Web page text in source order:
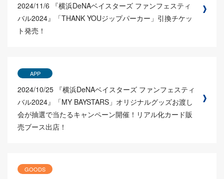
2024/11/6
『横浜DeNAベイスターズ ファンフェスティ
バル2024』「THANK YOUジップパーカー」引換チケッ
ト発売！
APP
2024/10/25 『横浜DeNAベイスターズ ファンフェスティ
バル2024』「MY BAYSTARS」オリジナルグッズお渡し
会が抽選で当たるキャンペーン開催！リアル化カード販
売ブース出店！
GOODS